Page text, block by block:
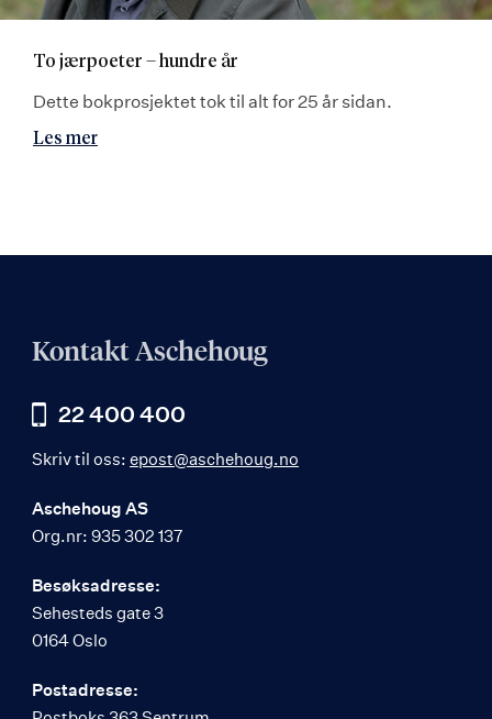
To jærpoeter – hundre år
Dette bokprosjektet tok til alt for 25 år sidan.
Les mer
Kontakt Aschehoug
22 400 400
Skriv til oss: epost@aschehoug.no
Aschehoug AS
Org.nr: 935 302 137
Besøksadresse:
Sehesteds gate 3
0164 Oslo
Postadresse: